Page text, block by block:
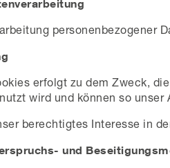
personenbezogener
erfolgt zu dem Zweck,
wird und können so unser
berechtigtes Interesse in
und